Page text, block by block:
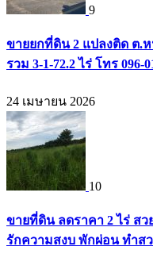
9
ขายยกที่ดิน 2 แปลงติด ต.ห
รวม 3-1-72.2 ไร่ โทร 096-
24 เมษายน 2026
10
ขายที่ดิน ลดราคา 2 ไร่ ส
รักความสงบ พักผ่อน ทำสว